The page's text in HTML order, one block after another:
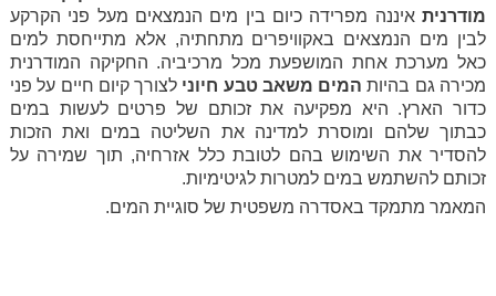
מודרנית איננה מפרידה כיום בין מים הנמצאים מעל פני הקרקע
לבין מים הנמצאים באקוויפרים מתחתיה, אלא מתייחסת למים
כאל מערכת אחת המושפעת מכל מרכיביה. החקיקה המודרנית
מכירה גם בהיות המים משאב טבע חיוני לצורך קיום חיים על פני
כדור הארץ. היא מפקיעה את זכותם של פרטים לעשות במים
כבתוך שלהם ומוסרת למדינה את השליטה במים ואת הזכות
להסדיר את השימוש בהם לטובת כלל אזרחיה, תוך שמירה על
זכותם להשתמש במים למטרות לגיטימיות.
המאמר מתמקד באסדרה משפטית של סוגיית המים.